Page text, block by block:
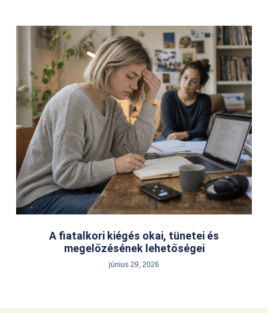
A fiatalkori kiégés okai, tünetei és
megelőzésének lehetőségei
június 29, 2026